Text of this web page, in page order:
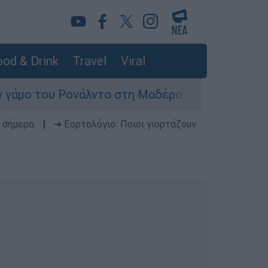
& Drink Travel Viral
στη Μαδέρα αλλά τελικά εμφανίστηκε
➔ Εορτολόγιο: Ποιοι γιορτάζουν